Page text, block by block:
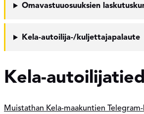
Omavastuuosuuksien
Kela-autoilija-/kuljettajapalaute
Kela-
Muistathan Kela-maakuntien